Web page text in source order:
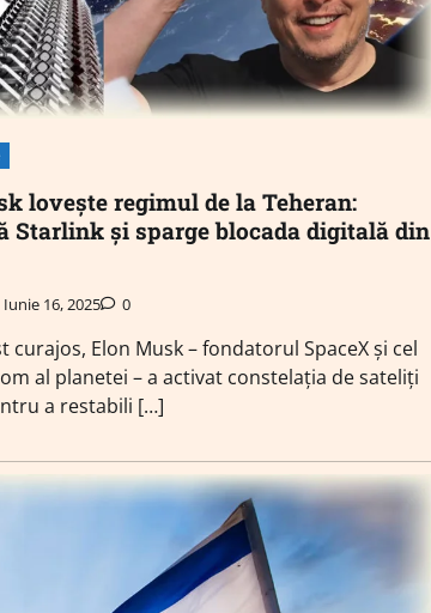
lovește regimul de la Teheran:
Starlink și sparge blocada digitală din
Iunie 16, 2025 0
curajos, Elon Musk – fondatorul SpaceX și cel
al planetei – a activat constelația de sateliți
a restabili […]